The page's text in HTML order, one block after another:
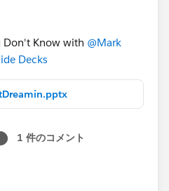
Don't Know with @Mark
Decks
1 件のコメント